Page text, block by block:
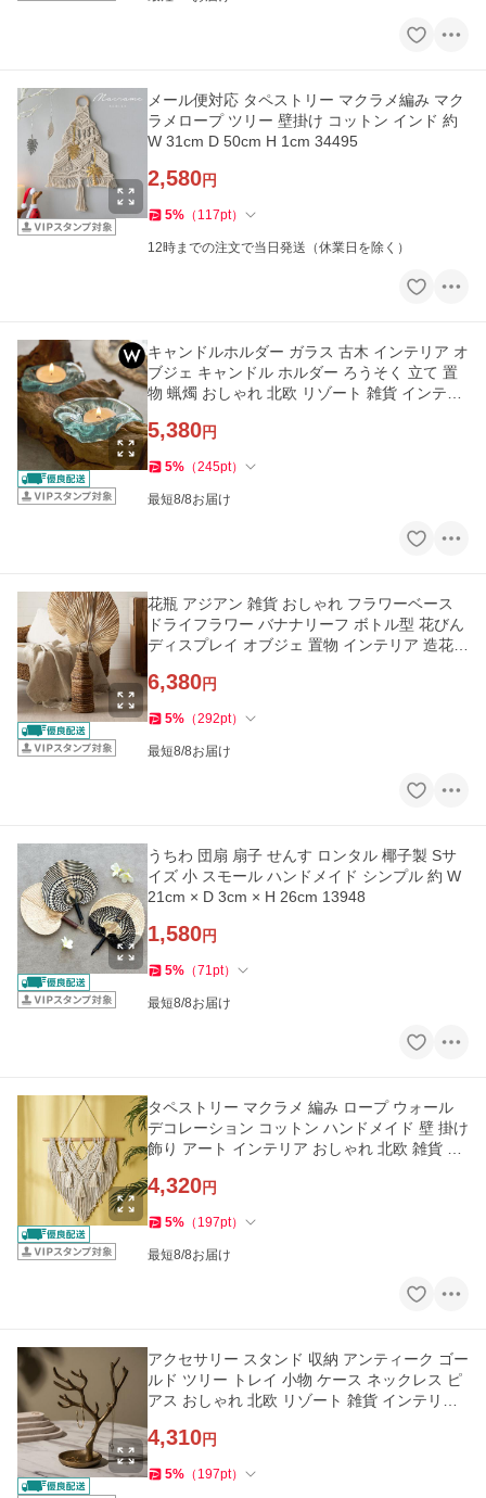
メール便対応 タペストリー マクラメ編み マク
ラメロープ ツリー 壁掛け コットン インド 約
W 31cm D 50cm H 1cm 34495
2,580円
5% （ 117pt）
12時までの注文で当日発送（休業日を除く）
キャンドルホルダー ガラス 古木 インテリア オ
ブジェ キャンドル ホルダー ろうそく 立て 置
物 蝋燭 おしゃれ 北欧 リゾート 雑貨 インテリ
5,380円
5% （245pt）
最短8/8お届け
花瓶 アジアン 雑貨 おしゃれ フラワーベース
ドライフラワー バナナリーフ ボトル型 花びん
ディスプレイ オブジェ 置物 インテリア 造花
6,380円
5% （292pt）
最短8/8お届け
うちわ 団扇 扇子 せんす ロンタル 椰子製 Sサ
イズ 小 スモール ハンドメイド シンプル 約 W
21cm × D 3cm × H 26cm 13948
1,580円
5% （71pt）
最短8/8お届け
タペストリー マクラメ 編み ロープ ウォール
デコレーション コットン ハンドメイド 壁 掛け
飾り アート インテリア おしゃれ 北欧 雑貨 ア
4,320円
5% （ 197pt）
最短8/8お届け
アクセサリー スタンド 収納 アンティーク ゴー
ルド ツリー トレイ 小物 ケース ネックレス ピ
アス おしゃれ 北欧 リゾート 雑貨 インテリア
4,310円
5% （ 197pt）